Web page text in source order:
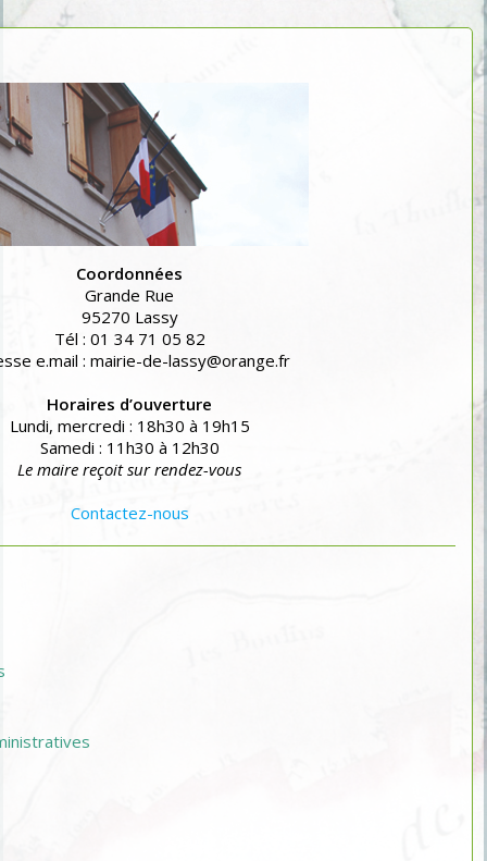
Coordonnées
Grande Rue
95270 Lassy
Tél : 01 34 71 05 82
e.mail : mairie-de-lassy@orange.fr
Horaires d’ouverture
Lundi, mercredi : 18h30 à 19h15
Samedi : 11h30 à 12h30
Le maire reçoit sur rendez-vous
Contactez-nous